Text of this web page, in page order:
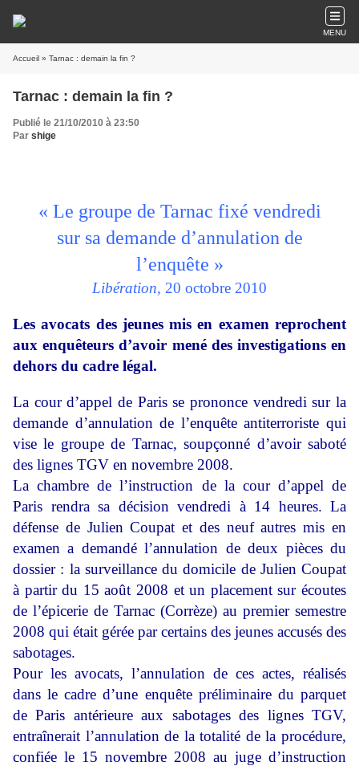
MENU
Accueil » Tarnac : demain la fin ?
Tarnac : demain la fin ?
Publié le 21/10/2010 à 23:50
Par shige
« Le groupe de Tarnac fixé vendredi
sur sa demande d’annulation de
l’enquête »
Libération, 20 octobre 2010
Les avocats des jeunes mis en examen reprochent
aux enquêteurs d’avoir mené des investigations en
dehors du cadre légal.
La cour d’appel de Paris se prononce vendredi sur la
demande d’annulation de l’enquête antiterroriste qui
vise le groupe de Tarnac, soupçonné d’avoir saboté
des lignes TGV en novembre 2008.
La chambre de l’instruction de la cour d’appel de
Paris rendra sa décision vendredi à 14 heures. La
défense de Julien Coupat et des neuf autres mis en
examen a demandé l’annulation de deux pièces du
dossier : la surveillance du domicile de Julien Coupat
à partir du 15 août 2008 et un placement sur écoutes
de l’épicerie de Tarnac (Corrèze) au premier semestre
2008 qui était gérée par certains des jeunes accusés des
sabotages.
Pour les avocats, l’annulation de ces actes, réalisés
dans le cadre d’une enquête préliminaire du parquet
de Paris antérieure aux sabotages des lignes TGV,
entraînerait l’annulation de la totalité de la procédure,
confiée le 15 novembre 2008 au juge d’instruction